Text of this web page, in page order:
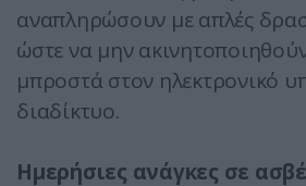
αναπληρώσουν με απλές
ώστε να μην
μπροστά στον ηλεκτρονικό
διαδίκτυο.
Ημερήσιες ανάγκες σε